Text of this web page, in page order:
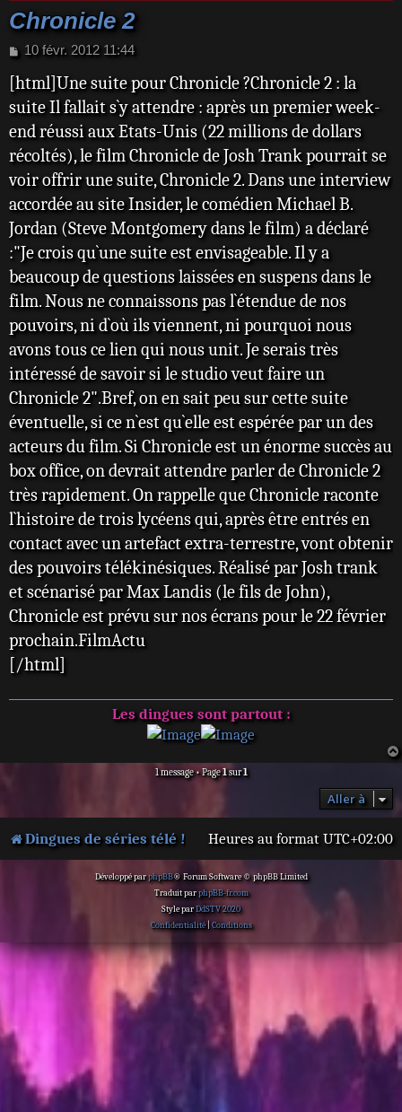
Chronicle 2
M
s
a
g
e
10 févr. 2012 11:44
[html]Une suite pour Chronicle ?Chronicle 2 : la
suite Il fallait s`y attendre : après un premier week-
end réussi aux Etats-Unis (22 millions de dollars
récoltés), le film Chronicle de Josh Trank pourrait se
voir offrir une suite, Chronicle 2. Dans une interview
accordée au site Insider, le comédien Michael B.
Jordan (Steve Montgomery dans le film) a déclaré
:"Je crois qu`une suite est envisageable. Il y a
beaucoup de questions laissées en suspens dans le
film. Nous ne connaissons pas l`étendue de nos
pouvoirs, ni d`où ils viennent, ni pourquoi nous
avons tous ce lien qui nous unit. Je serais très
intéressé de savoir si le studio veut faire un
Chronicle 2".Bref, on en sait peu sur cette suite
éventuelle, si ce n`est qu`elle est espérée par un des
acteurs du film. Si Chronicle est un énorme succès au
box office, on devrait attendre parler de Chronicle 2
très rapidement. On rappelle que Chronicle raconte
l`histoire de trois lycéens qui, après être entrés en
contact avec un artefact extra-terrestre, vont obtenir
des pouvoirs télékinésiques. Réalisé par Josh trank
et scénarisé par Max Landis (le fils de John),
Chronicle est prévu sur nos écrans pour le 22 février
prochain.FilmActu
[/html]
Les dingues sont partout :
1 message • Page1sur1
Aller à
Dingues de séries télé ! Heures au format UTC+02:00
Développé parphpBB® Forum Software © phpBB Limited
Traduit parphpBB-fr.com
Style parDdSTV 2020
Confidentialité| Conditions